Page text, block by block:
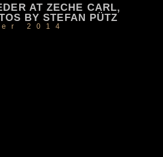
AT ZECHE CARL,
BY STEFAN PÜTZ
2014